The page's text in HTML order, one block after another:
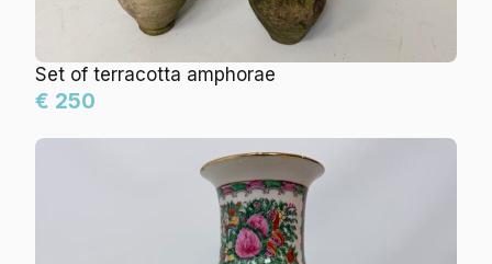
Set of terracotta amphorae
€ 250